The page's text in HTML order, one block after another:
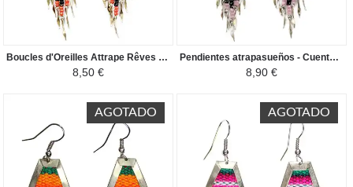
Boucles d'Oreilles Attrape Rêves - Perles de Rocailles - Bleu Ciel / Orange
8,50 €
Pendientes atrapasueños - Cuentas de semillas - Azul Oscuro / Rosa
8,90 €
AGOTADO AGOTADO